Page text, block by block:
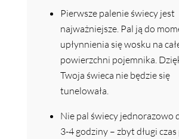
Pierwsze palenie świecy jest
najważniejsze. Pal ją do
upłynnienia się wosku na
powierzchni pojemnika.
Twoja świeca nie będzie się
tunelowała.
Nie pal świecy jednorazowo
3-4 godziny – zbyt długi